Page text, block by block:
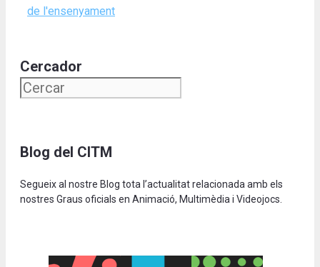
de l'ensenyament
Cercador
Blog del CITM
Segueix al nostre Blog tota l’actualitat relacionada amb els
nostres Graus oficials en Animació, Multimèdia i Videojocs.